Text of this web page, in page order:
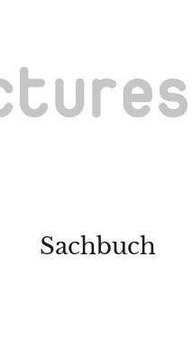
Sachbuch